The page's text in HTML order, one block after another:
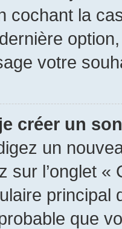
cochant la
votre
créer un
un
sur l’onglet
principal
que